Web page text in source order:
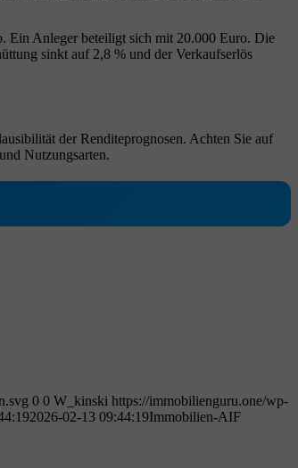
Anleger beteiligt sich mit 20.000 Euro. Die
sinkt auf 2,8 % und der Verkaufserlös
der Renditeprognosen. Achten Sie auf
Nutzungsarten.
0 0 W_kinski https://immobilienguru.one/wp-
2026-02-13 09:44:19Immobilien-AIF